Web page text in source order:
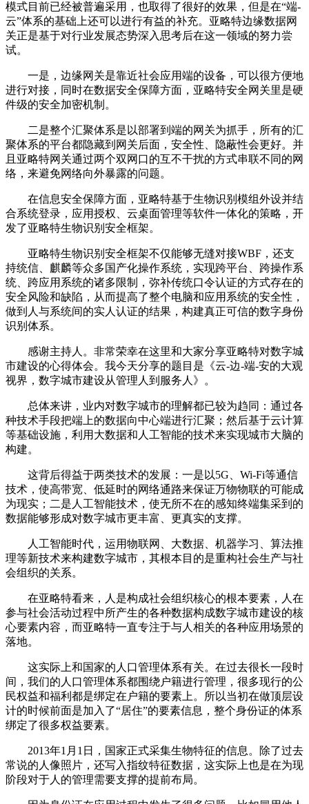
模式目前已经被普遍采用，也取得了很好的效果，但是在“端-
云”体系的基础上还可以进行有益的补充。亚略特边缘数据网
关正是基于对行业发展态势深入思考后在这一领域的努力尝
试。
一是，边缘网关是靠近社会应用端的设备，可以很方便地
进行对接，同时在数据安全保障方面，亚略特安全网关里是硬
件级的安全加密机制。
二是整个汇聚体系是以部署到端的网关为抓手，所有的汇
聚体系的平台都隐藏到网关后面，安全性、隐蔽性会更好。并
且亚略特网关通过两个双网口的互不干扰的方式串联不同的网
络，来避免网络向外暴露的问题。
在信息安全保障方面，亚略特基于生物识别模组外设并结
合系统登录，应用授权、云桌面管理等软件一体化的策略，开
发了亚略特生物识别安全框架。
亚略特生物识别安全框架不仅能够无缝对接WBF，还支
持统信、麒麟等众多国产化操作系统，实现跨平台、跨操作系
统、跨应用系统的诸多限制，弥补传统口令认证的方式存在的
安全风险和缺陷，从而提高了整个电脑和应用系统的安全性，
做到人与系统间的实人认证的结果，构建真正可信的数字身份
识别体系。
感谢主持人。非常荣幸在这里和大家分享亚略特对数字城
市建设的心得体会。我今天分享的题目是《云-边-端-安的大观
视界，数字城市建设从管理人到服务人》。
总体来讲，业内对数字城市的理解都已较为趋同：通过各
种技术手段把端上的数据向中心端进行汇聚；然后基于云计算
等基础设施，利用大数据和人工智能的技术来实现城市大脑的
构建。
这背后得益于两类技术的发展：一是以5G、Wi-Fi等通信
技术，使高带宽、低延时的网络通路来保证万物物联的可能成
为现实；二是人工智能技术，使无所不在的感知终端集采到的
数据能够形成对数字城市更丰富、更真实的支撑。
人工智能时代，运用物联网、大数据、机器学习、算法推
理等新技术来构建数字城市，其根本目的是重构社会生产与社
会组织的关系。
在亚略特看来，人是构成社会组织核心的根本要素，人在
参与社会活动过程中所产生的各种数据构成数字城市建设的核
心要素内容，而亚略特一直专注于与人相关的各种应用场景的
落地。
这实际上和国家的人口管理体系有关。在过去很长一段时
间，我们的人口管理体系都围绕户籍进行管理，很多现行的公
民权益和福利都是绑定在户籍的要素上。所以当初在做顶层设
计的时候前面是加入了“居住”的要素信息，整个身份证的体系
绑定了很多权益要素。
2013年1月1日，国家正式采集生物特征的信息。除了过去
常说的人像照片，还写入指纹特征数据，这实际上也是在为现
阶段对于人的管理需要支撑的提前布局。